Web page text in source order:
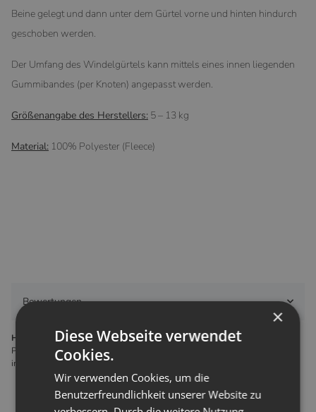
Beine gelegt und dann unter dem Gürtel vorne und hinten hindurch
geschoben werden.
Der Umfang des Windelgürtels kann mittels eines innen liegenden
Gummibandes (per Knoten) angepasst werden.
Größenangabe des Herstellers: 5 – 13 kg
Material: 100% Polyester (Fleece)
Bewertungen
Hersteller gemäß GPSR
Petit Lulu s.r.o. Ladova 199/20 466 05 Jablonec nad Nisou Tschechien
info@petitlulu.cz
×
Diese Webseite verwendet
Cookies.
Wir verwenden Cookies, um die
Benutzerfreundlichkeit unserer Website zu